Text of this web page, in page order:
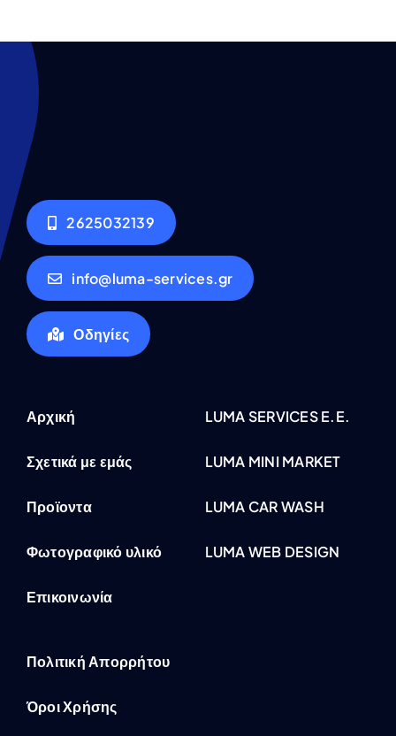
2625032139
info@luma-services.gr
Οδηγίες
Αρχική
Σχετικά με εμάς
Προϊοντα
Φωτογραφικό υλικό
Επικοινωνία
LUMA SERVICES E.E.
LUMA MINI MARKET
LUMA CAR WASH
LUMA WEB DESIGN
Πολιτική Απορρήτου
Όροι Χρήσης